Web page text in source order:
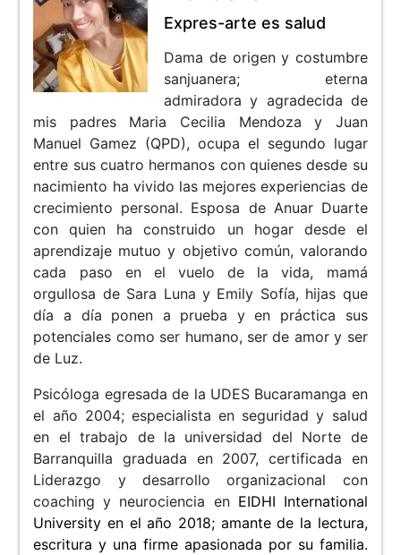
Expres-arte es salud
Dama de origen y costumbre
sanjuanera; eterna
admiradora y agradecida de
mis padres Maria Cecilia Mendoza y Juan
Manuel Gamez (QPD), ocupa el segundo lugar
entre sus cuatro hermanos con quienes desde su
nacimiento ha vivido las mejores experiencias de
crecimiento personal. Esposa de Anuar Duarte
con quien ha construido un hogar desde el
aprendizaje mutuo y objetivo común, valorando
cada paso en el vuelo de la vida, mamá
orgullosa de Sara Luna y Emily Sofía, hijas que
día a día ponen a prueba y en práctica sus
potenciales como ser humano, ser de amor y ser
de Luz.
Psicóloga egresada de la UDES Bucaramanga en
el año 2004; especialista en seguridad y salud
en el trabajo de la universidad del Norte de
Barranquilla graduada en 2007, certificada en
Liderazgo y desarrollo organizacional con
coaching y neurociencia en EIDHI International
University en el año 2018; amante de la lectura,
escritura y una firme apasionada por su familia.